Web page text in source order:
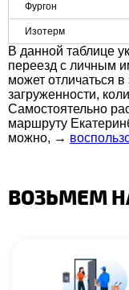
Фургон
Изотерм
В данной таблице
переезд с личным
может отличаться
загруженности,
Самостоятельно
маршруту
можно, →
ВОЗЬМЕМ